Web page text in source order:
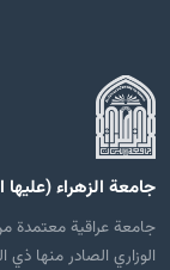
جامعة الزهراء (عليها
جامعة عراقية معتمدة